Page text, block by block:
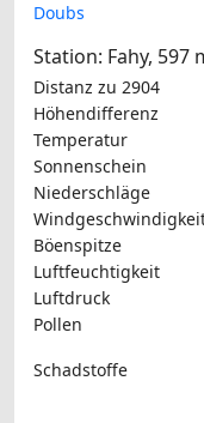
Doubs
Station: Fahy, 597
Distanz zu 2904
Höhendifferenz
Temperatur
Sonnenschein
Niederschläge
Böenspitze
Luftfeuchtigkeit
Luftdruck
Pollen
Schadstoffe